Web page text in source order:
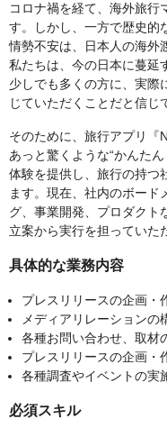
コロナ禍を経て、海外旅行
す。しかし、一方で歴史的
情勢不安は、日本人の海外
私たちは、今の日本に蔓延
少しでも多くの方に、実際
じていただくことだと信じ
そのために、旅行アプリ『
あっと驚くような“かんた
体験を提供し、旅行の持つ
ます。現在、社内のボード
グ、事業開発、プロダクト
立案から実行を担っていた
具体的な業務内容
プレスリリースの企画・
メディアリレーションの
各種お問い合わせ、取材
プレスリリースの企画・
各種調査やイベントの実
必須スキル